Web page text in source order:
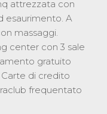
attrezzata con
esaurimento. A
massaggi.
center con 3 sale
gratuito
di credito
frequentato